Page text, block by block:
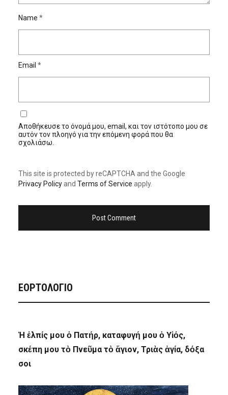
Name *
Email *
Αποθήκευσε το όνομά μου, email, και τον ιστότοπο μου σε
αυτόν τον πλοηγό για την επόμενη φορά που θα
σχολιάσω.
This site is protected by reCAPTCHA and the Google
Privacy Policyand Terms of Service apply.
ΕΟΡΤΟΛΟΓΙΟ
Ἡ ἐλπίς μου ὁ Πατήρ, καταφυγή μου ὁ Υἱός,
σκέπη μου τὸ Πνεῦμα τὸ ἅγιον, Τριὰς ἁγία, δόξα
σοι